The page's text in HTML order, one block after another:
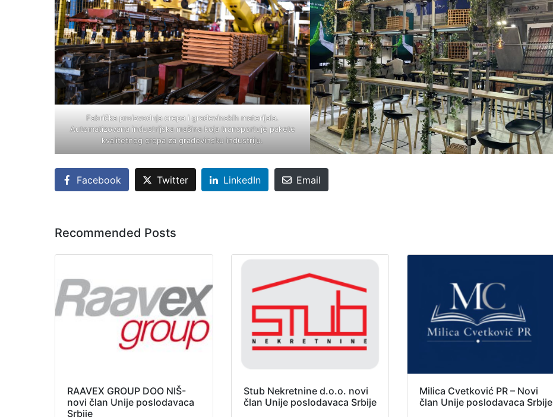
Fabrička proizvodnja crepa i građevinskih materijala.
Automatizovana industrijska mašina koja transportuje pakete
kvalitetnog crepa za građevinsku industriju.
Facebook Twitter LinkedIn Email
Recommended Posts
RAAVEX GROUP DOO NIŠ-
novi član Unije poslodavaca
Srbije
Stub Nekretnine d.o.o. novi
član Unije poslodavaca Srbije
Milica Cvetković PR – Novi
član Unije poslodavaca Srbije